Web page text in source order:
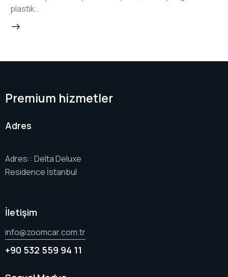
plastik…
Premium hizmetler
Adres
Adres:: Delta Deluxe
Residence İstanbul
İletişim
info@zoomcar.com.tr
+90 532 559 94 11